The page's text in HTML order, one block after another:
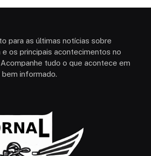
para as últimas notícias sobre
os principais acontecimentos no
tudo o que acontece em
informado.